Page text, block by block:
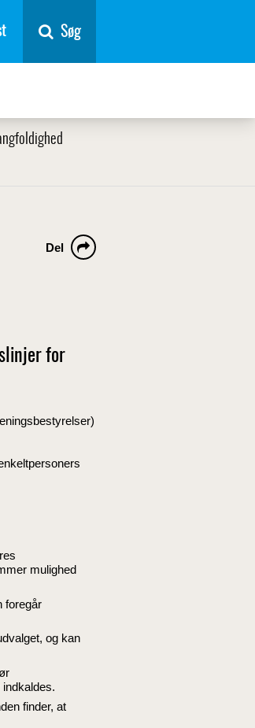
Søg
Del
for
mulighed
foregår
og kan
finder, at